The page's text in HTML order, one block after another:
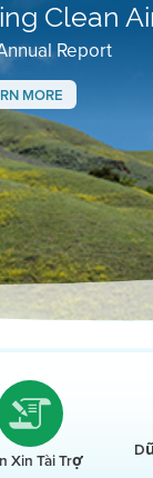
Clean
Report
MORE
Xin Tài Trợ